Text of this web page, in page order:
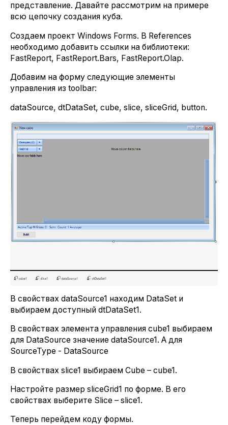
представление. Давайте рассмотрим на примере
всю цепочку создания куба.
Создаем проект Windows Forms. В References
необходимо добавить ссылки на библиотеки:
FastReport, FastReport.Bars, FastReport.Olap.
Добавим на форму следующие элементы
управления из toolbar:
dataSource, dtDataSet, cube, slice, sliceGrid, button.
В свойствах dataSource1 находим DataSet и
выбираем доступный dtDataSet1.
В свойствах элемента управления cube1 выбираем
для DataSource значение dataSource1. А для
SourceType - DataSource
В свойствах slice1 выбираем Cube – cube1.
Настройте размер sliceGrid1 по форме. В его
свойствах выберите Slice – slice1.
Теперь перейдем коду формы.